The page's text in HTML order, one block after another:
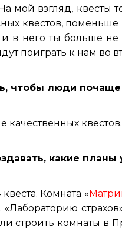
мой взгляд, квесты
квестов, поменьше
в него ты больше
поиграть к нам во
чтобы люди почаще
качественных квестов.
какие планы
Комната «
строить комнаты в